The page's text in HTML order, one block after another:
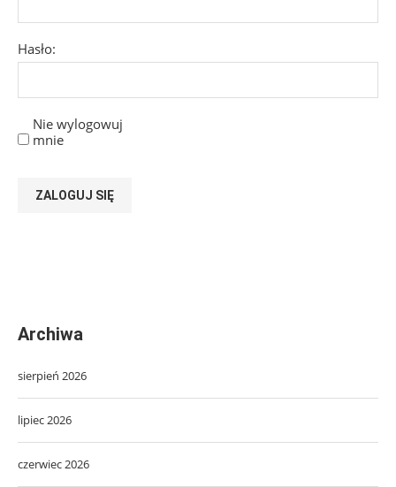
Hasło:
Nie wylogowuj
mnie
ZALOGUJ SIĘ
Archiwa
sierpień 2026
lipiec 2026
czerwiec 2026